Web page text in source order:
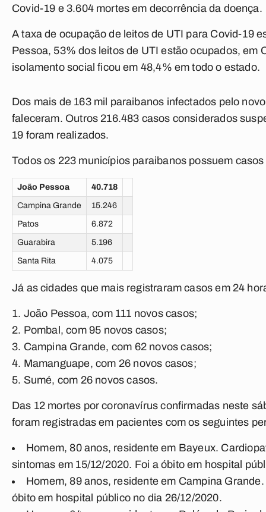
Covid-19 e 3.604 mortes em decorrência da doença.
A taxa de ocupação de leitos de UTI para Covid-19
Pessoa, 53% dos leitos de UTI estão ocupados, em
isolamento social ficou em 48,4% em todo o estado.
Dos mais de 163 mil paraibanos infectados pelo
faleceram. Outros 216.483 casos considerados
19 foram realizados.
Todos os 223 municípios paraibanos possuem
João Pessoa 40.718
Campina Grande 15.246
Patos 6.872
Guarabira 5.196
Santa Rita 4.075
Já as cidades que mais registraram casos em 24
João Pessoa, com 111 novos casos;
Pombal, com 95 novos casos;
Campina Grande, com 62 novos casos;
Mamanguape, com 26 novos casos;
Sumé, com 26 novos casos.
Das 12 mortes por coronavírus confirmadas neste
foram registradas em pacientes com os seguintes
Homem, 80 anos, residente em Bayeux.
sintomas em 15/12/2020. Foi a óbito em hospital
Homem, 89 anos, residente em Campina
óbito em hospital público no dia 26/12/2020.